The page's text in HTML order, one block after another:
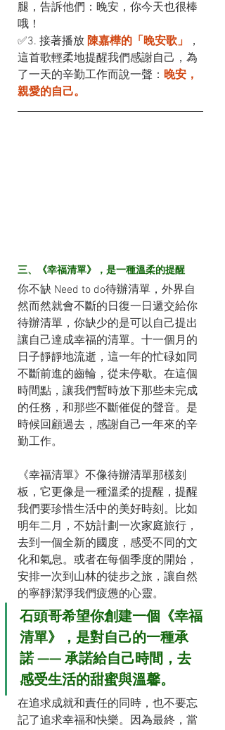
腿，告訴他們：晚安，你今天也很棒
哦！
✅3. 接著播放 陳嘉樺的「晚安歌」
，
這首歌輕柔地提醒我們感謝自己，為
了一天的辛勤工作而說一聲： 晚安，
親愛的自己。
三、《幸福清單》，是一種溫柔的提醒
你不缺 Need to do待辦清單，外界自
然而然就會不斷的日復一日遞交給你
待辦清單，你缺少的是可以自己提出
讓自己達成幸福的清單。十一個月的
日子靜靜地流逝，這一年的忙碌如同
不斷前進的齒輪，從未停歇。在這個
時間點，讓我們暫時放下那些未完成
的任務，和那些不斷催促的聲音。是
時候回顧過去，感謝自己一年來的辛
勤工作。
《幸福清單》不像待辦清單那樣刻
板，它更像是一種溫柔的提醒，提醒
我們要珍惜生活中的美好時刻。比如
明年二月，不妨計劃一次家庭旅行，
去到一個全新的國度，感受不同的文
化和氣息。或者在每個季度的開始，
安排一次到山林的徒步之旅，讓自然
的寧靜潔淨我們疲憊的心靈。
石頭哥希望你創建一個《幸福
清單》，是對自己的一種承
諾 —— 承諾給自己時間，去
感受生活的甜蜜與溫馨。
在追求成就和責任的同時，也不要忘
記了追求幸福和快樂。因為最終，當